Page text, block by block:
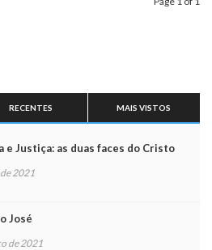
RECENTES MAIS VISTOS
e Justiça: as duas faces do Cristo
2021
José
de 2021